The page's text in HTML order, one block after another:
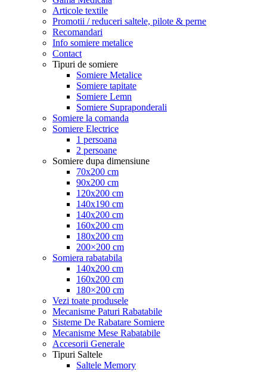
Articole textile
Promotii / reduceri saltele, pilote & perne
Recomandari
Info somiere metalice
Contact
Tipuri de somiere
Somiere Metalice
Somiere tapitate
Somiere Lemn
Somiere Supraponderali
Somiere la comanda
Somiere Electrice
1 persoana
2 persoane
Somiere dupa dimensiune
70x200 cm
90x200 cm
120x200 cm
140x190 cm
140x200 cm
160x200 cm
180x200 cm
200×200 cm
Somiera rabatabila
140x200 cm
160x200 cm
180×200 cm
Vezi toate produsele
Mecanisme Paturi Rabatabile
Sisteme De Rabatare Somiere
Mecanisme Mese Rabatabile
Accesorii Generale
Tipuri Saltele
Saltele Memory